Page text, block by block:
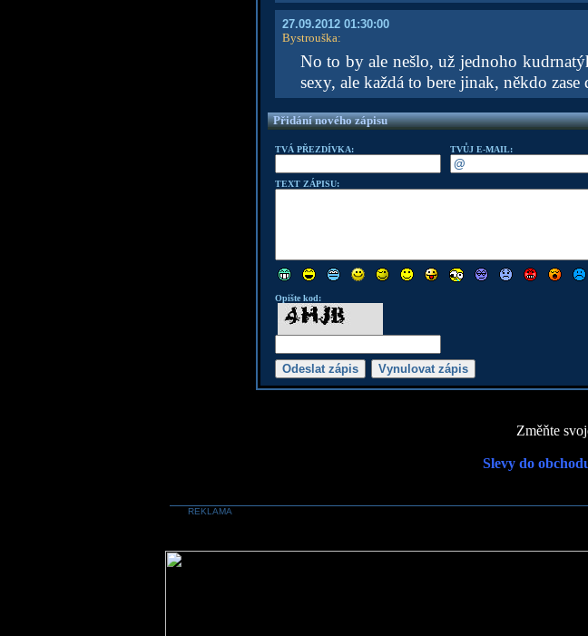
27.09.2012 01:30:00
Bystrouška:
No to by ale nešlo, už jednoho
sexy, ale každá to bere jinak, někdo
Přidání nového zápisu
TVÁ PŘEZDÍVKA: TVŮJ E-MAIL:
TEXT ZÁPISU:
Opište kod:
Změňte
Slevy do
REKLAMA